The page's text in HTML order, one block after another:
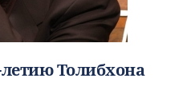
Толибхона